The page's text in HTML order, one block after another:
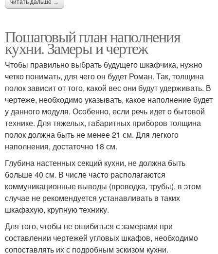
читать дальше →
Пошаговый план наполнения
кухни. Замеры и чертеж
Чтобы правильно выбрать будущего шкафчика, нужно
четко понимать, для чего он будет Роман. Так, толщина
полок зависит от того, какой вес они будут удерживать. В
чертеже, необходимо указывать, какое наполнение будет
у данного модуля. Особенно, если речь идет о бытовой
технике. Для тяжелых, габаритных приборов толщина
полок должна быть не менее 21 см. Для легкого
наполнения, достаточно 18 см.
Глубина настенных секций кухни, не должна быть
больше 40 см. В числе часто располагаются
коммуникационные выводы (проводка, трубы), в этом
случае не рекомендуется устанавливать в таких
шкафахую, крупную технику.
Для того, чтобы не ошибиться с замерами при
составлении чертежей угловых шкафов, необходимо
сопоставлять их с подробным эскизом кухни.